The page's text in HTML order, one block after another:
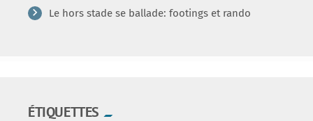
Le hors stade se ballade: footings et rando
ÉTIQUETTES